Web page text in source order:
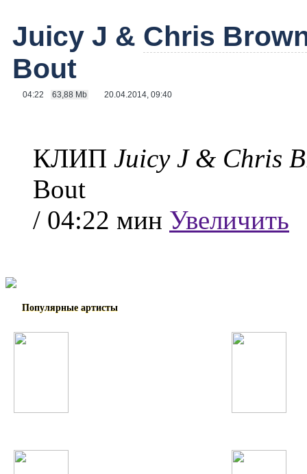
Juicy J & Chris
Bout
04:22 63,88 Mb 20.04.2014, 09:40
КЛИП Juicy J & Chris
Bout
/ 04:22 мин Увеличить
Популярные артисты